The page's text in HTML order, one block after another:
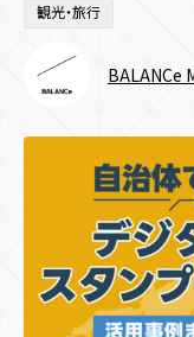
すべての記事
多言語化機能
予約機能 会員・ロ
システム開発目的
すべての記事
キャンペーン目的別
認知拡大 販売促進
すべての記事
観光・旅行
BALANCe